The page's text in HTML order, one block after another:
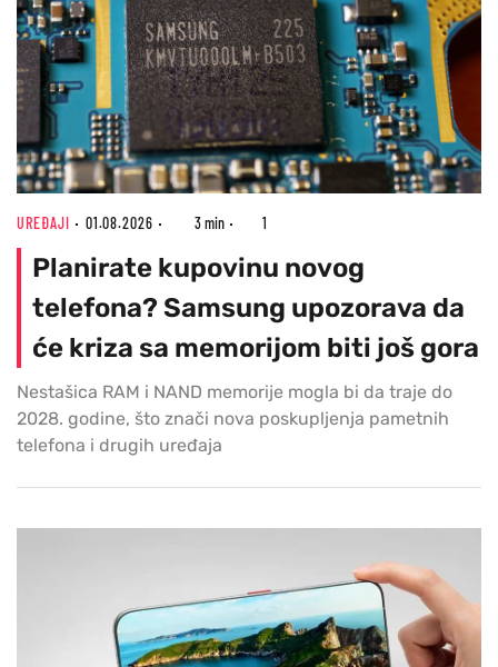
UREĐAJI 01.08.2026 3 min 1
Planirate kupovinu novog
telefona? Samsung upozorava da
će kriza sa memorijom biti još gora
Nestašica RAM i NAND memorije mogla bi da traje do
2028. godine, što znači nova poskupljenja pametnih
telefona i drugih uređaja